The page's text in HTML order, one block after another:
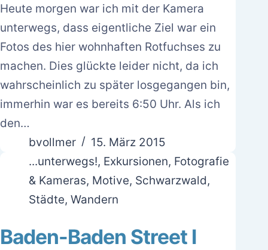
Heute morgen war ich mit der Kamera
unterwegs, dass eigentliche Ziel war ein
Fotos des hier wohnhaften Rotfuchses zu
machen. Dies glückte leider nicht, da ich
wahrscheinlich zu später losgegangen bin,
immerhin war es bereits 6:50 Uhr. Als ich
den…
bvollmer
15. März 2015
...unterwegs!, Exkursionen, Fotografie
& Kameras, Motive, Schwarzwald,
Städte, Wandern
Baden-Baden Street I